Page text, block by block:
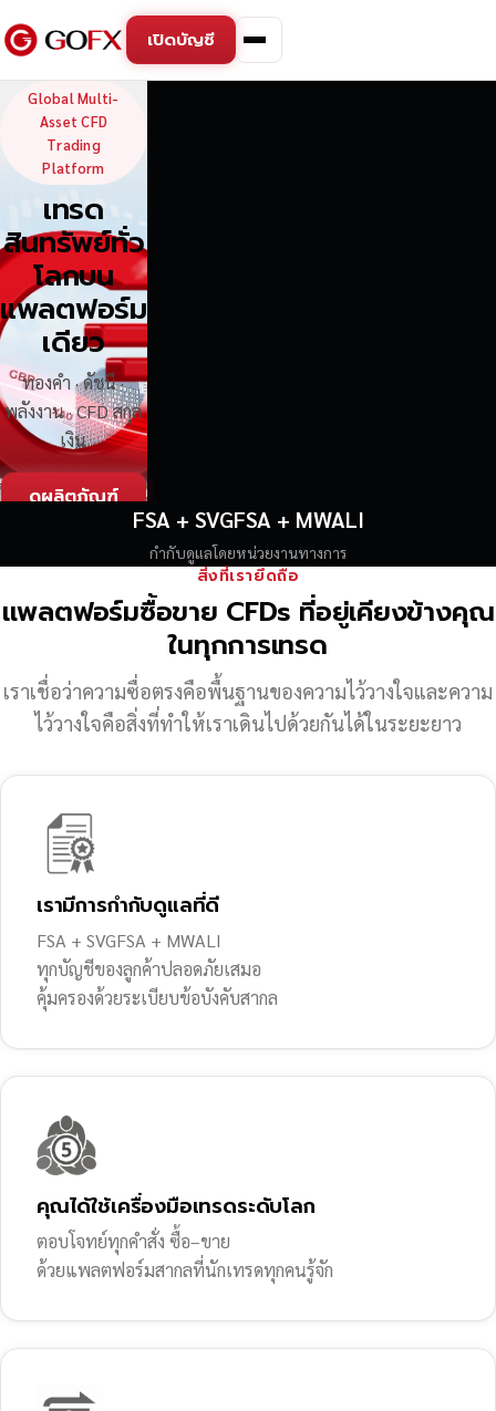
เปิดบัญชี
GoFX — Global Multi-
Global Multi-
Asset CFD
Trading
Platform
เทรด
สินทรัพย์ทั่ว
โลกบน
แพลตฟอร์ม
เดียว
ทองคำ · ดัชนี ·
พลังงาน · CFD สกุล
เงิน
ดูผลิตภัณฑ์
FSA + SVGFSA + MWALI
กำกับดูแลโดยหน่วยงานทางการ
สิ่งที่เรายึดถือ
แพลตฟอร์มซื้อขาย CFDs ที่อยู่เคียงข้างคุณ
ในทุกการเทรด
เราเชื่อว่าความซื่อตรงคือพื้นฐานของความไว้วางใจและความ
ไว้วางใจคือสิ่งที่ทำให้เราเดินไปด้วยกันได้ในระยะยาว
เรามีการกำกับดูแลที่ดี
FSA + SVGFSA + MWALI
ทุกบัญชีของลูกค้าปลอดภัยเสมอ
คุ้มครองด้วยระเบียบข้อบังคับสากล
คุณได้ใช้เครื่องมือเทรดระดับโลก
ตอบโจทย์ทุกคำสั่ง ซื้อ–ขาย
ด้วยแพลตฟอร์มสากลที่นักเทรดทุกคนรู้จัก